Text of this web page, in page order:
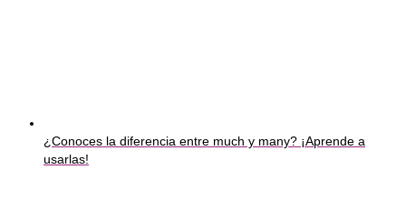
¿Conoces la diferencia entre much y many? ¡Aprende a
usarlas!